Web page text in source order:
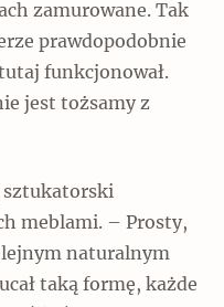
zamurowane. Tak
prawdopodobnie
funkcjonował.
jest tożsamy z
sztukatorski
meblami. – Prosty,
naturalnym
taką formę, każde